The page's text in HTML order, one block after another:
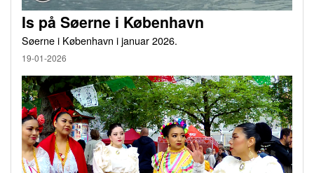
Is på Søerne i København
Søerne i København i januar 2026.
19-01-2026